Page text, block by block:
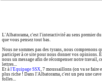
L'Albatorama, c'est l'interactivité au sens premier
que vous pensez tout bas.
Nous ne sommes pas des tyrans, nous comprenons
participer à ce site pour nous donner vos opinions.
nous un message afin de récompenser notre travail,
lettres...
Et à l'Equipage SSX, 7 moussaillons (on va se faire
plus riche ! Dans l'Albatorama, c'est un peu une
folles...